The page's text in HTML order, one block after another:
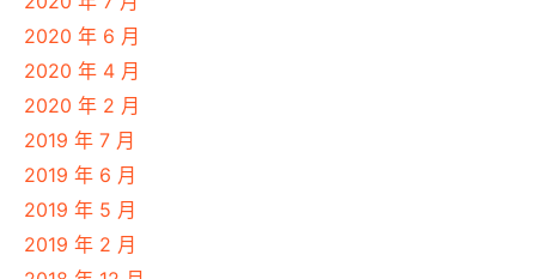
2020 年 6 月
2020 年 4 月
2020 年 2 月
2019 年 7 月
2019 年 6 月
2019 年 5 月
2019 年 2 月